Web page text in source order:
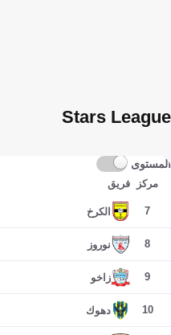
Stars League
المستوى
مركز فريق
7 الكرخ
8 نوروز
9 زاخو
10 دهوك